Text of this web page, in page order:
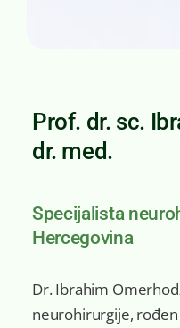
Prof. dr. sc.
dr. med.
Specijalista
Hercegovina
Dr. Ibrahim
neurohirurgije, rođen